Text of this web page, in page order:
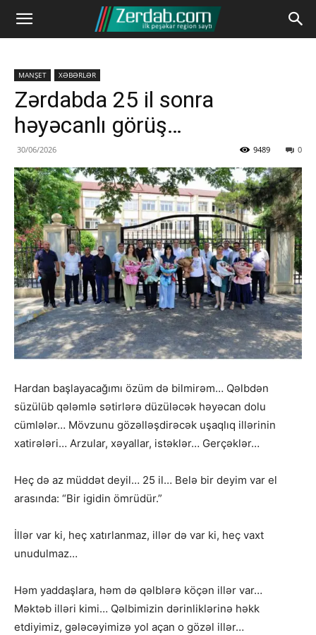
MANŞET XƏBƏRLƏR
Zərdabda 25 il sonra
həyəcanlı görüş…
30/06/2026 0
9489
Hardan başlayacağımı özüm də bilmirəm… Qəlbdən
süzülüb qələmlə sətirlərə düzüləcək həyəcan dolu
cümlələr… Mövzunu gözəlləşdirəcək uşaqlıq illərinin
xatirələri… Arzular, xəyallar, istəklər… Gerçəklər…
Heç də az müddət deyil… 25 il… Belə bir deyim var el
arasında: “Bir igidin ömrüdür.”
İllər var ki, heç xatırlanmaz, illər də var ki, heç vaxt
unudulmaz…
Həm yaddaşlara, həm də qəlblərə köçən illər var…
Məktəb illəri kimi… Qəlbimizin dərinliklərinə həkk
etdiyimiz, gələcəyimizə yol açan o gözəl illər…